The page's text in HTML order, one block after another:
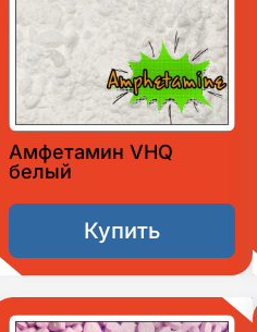
Амфетамин VHQ
белый
Купить